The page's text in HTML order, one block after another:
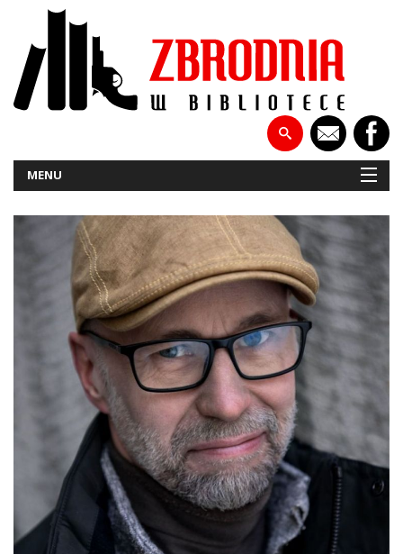
MENU
NOWOŚCI
PATRONATY
WYWIADY
RECENZJE
DO CZYTANIA
NA EKRANIE
KONTAKT